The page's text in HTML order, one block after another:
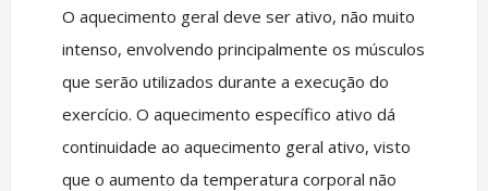
O aquecimento geral deve ser ativo, não muito
intenso, envolvendo principalmente os músculos
que serão utilizados durante a execução do
exercício. O aquecimento específico ativo dá
continuidade ao aquecimento geral ativo, visto
que o aumento da temperatura corporal não